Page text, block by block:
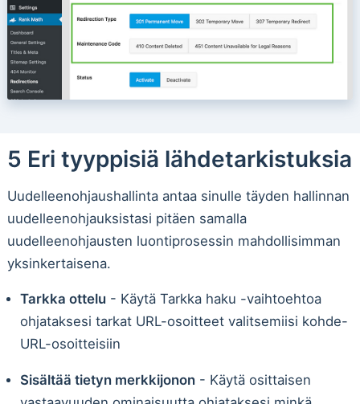
5 Eri tyyppisiä lähdetarkistuksia
Uudelleenohjaushallinta antaa sinulle täyden hallinnan
uudelleenohjauksistasi pitäen samalla
uudelleenohjausten luontiprosessin mahdollisimman
yksinkertaisena.
Tarkka ottelu- Käytä Tarkka haku -vaihtoehtoa
ohjataksesi tarkat URL-osoitteet valitsemiisi kohde-
URL-osoitteisiin
Sisältää tietyn merkkijonon- Käytä osittaisen